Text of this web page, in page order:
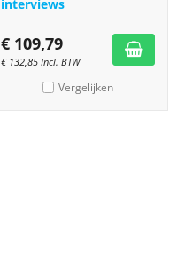
interviews
€ 109,79
€ 132,85 Incl. BTW
Vergelijken